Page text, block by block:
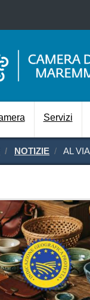
Servizi
NOTIZIE AL